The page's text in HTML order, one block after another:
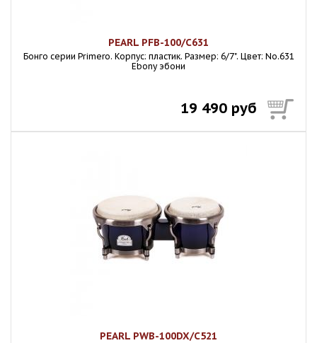
PEARL PFB-100/C631
Бонго серии Primero. Корпус: пластик. Размер: 6/7". Цвет: No.631
Ebony эбони
19 490 руб
PEARL PWB-100DX/C521